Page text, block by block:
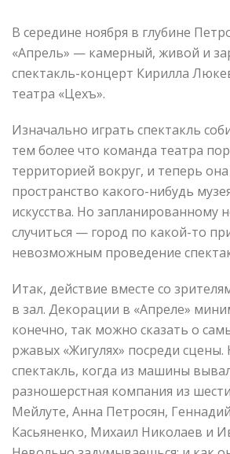
В середине ноября в глубине
«Апрель» — камерный, живой и
спектакль-концерт Кирилла
театра «Цехъ».
Изначально играть спектакль
тем более что команда театра
территорией вокруг, и теперь
пространство какого-нибудь
искусства. Но запланированному
случиться — город по какой-то
невозможным проведение
Итак, действие вместе со
в зал. Декорации в «Апреле»
конечно, так можно сказать о
ржавых «Жигулях» посреди сцены.
спектакль, когда из машины
разношерстная компания из
Мейлуте, Анна Петросян,
Касьяненко, Михаил Николаев и